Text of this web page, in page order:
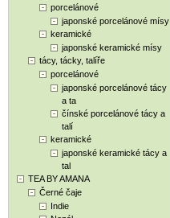
porcelánové
japonské porcelánové mísy
keramické
japonské keramické mísy
tácy, tácky, talíře
porcelánové
japonské porcelánové tácy
a ta
čínské porcelánové tácy a
talí
keramické
japonské keramické tácy a
tal
TEA BY AMANA
Černé čaje
Indie